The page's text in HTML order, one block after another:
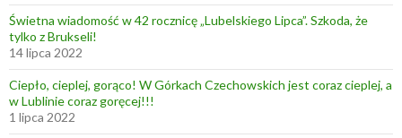
Świetna wiadomość w 42 rocznicę „Lubelskiego Lipca”. Szkoda, że
tylko z Brukseli!
14 lipca 2022
Ciepło, cieplej, gorąco! W Górkach Czechowskich jest coraz cieplej, a
w Lublinie coraz goręcej!!!
1 lipca 2022